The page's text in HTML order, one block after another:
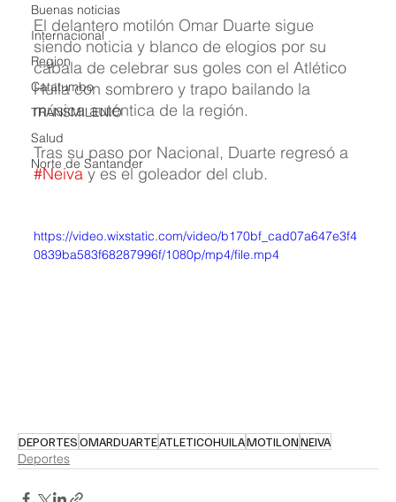
Buenas noticias
Internacional
Region
Catatumbo
TRANSMILENIO
Salud
Norte de Santander
El delantero motilón Omar Duarte sigue
siendo noticia y blanco de elogios por su
cábala de celebrar sus goles con el Atlético
Huila con sombrero y trapo bailando la
música auténtica de la región.
Tras su paso por Nacional, Duarte regresó a
#Neiva y es el goleador del club.
https://video.wixstatic.com/video/b170bf_cad07a647e3f4
0839ba583f68287996f/1080p/mp4/file.mp4
DEPORTESOMARDUARTEATLETICOHUILAMOTILONNEIVA
Deportes